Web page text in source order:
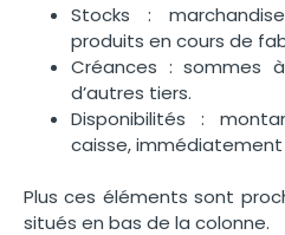
Stocks :
produits en cours de
Créances : sommes
d’autres tiers.
Disponibilités :
caisse, immédiatement
Plus ces éléments sont
situés en bas de la colonne.